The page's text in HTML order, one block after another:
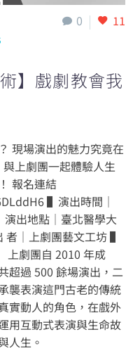
0 11
】戲劇教會我
現場演出的魅力究竟在
上劇團一起體驗人生
報名連結
▌演出時間｜
出地點｜臺北醫學大
｜上劇團藝文工坊 ▌
劇團自 2010 年成
超過 500 餘場演出，二
襲表演這門古老的傳統
實動人的角色，在戲外
用互動式表演與生命故
人生。